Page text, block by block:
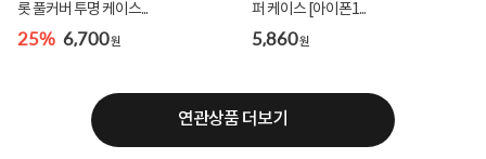
롯 풀커버 투명 케이스...
25% 6,700원
퍼 케이스 [아이폰1...
5,860원
연관상품 더보기